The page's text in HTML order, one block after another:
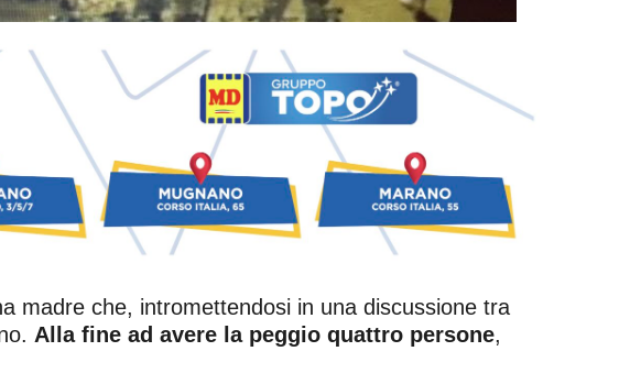
madre che, intromettendosi in una discussione tra
Alla fine ad avere la peggio quattro persone,